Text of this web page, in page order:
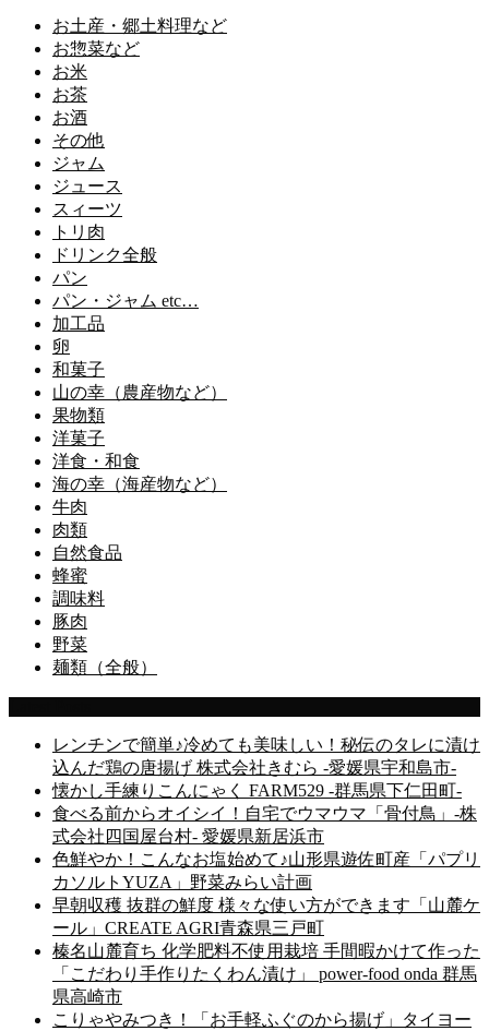
お土産・郷土料理など
お惣菜など
お米
お茶
お酒
その他
ジャム
ジュース
スィーツ
トリ肉
ドリンク全般
パン
パン・ジャム etc…
加工品
卵
和菓子
山の幸（農産物など）
果物類
洋菓子
洋食・和食
海の幸（海産物など）
牛肉
肉類
自然食品
蜂蜜
調味料
豚肉
野菜
麺類（全般）
レンチンで簡単♪冷めても美味しい！秘伝のタレに漬け
込んだ鶏の唐揚げ 株式会社きむら -愛媛県宇和島市-
懐かし手練りこんにゃく FARM529 -群馬県下仁田町-
食べる前からオイシイ！自宅でウマウマ「骨付鳥」-株
式会社四国屋台村- 愛媛県新居浜市
色鮮やか！こんなお塩始めて♪山形県遊佐町産「パプリ
カソルトYUZA」野菜みらい計画
早朝収穫 抜群の鮮度 様々な使い方ができます「山麓ケ
ール」CREATE AGRI青森県三戸町
榛名山麓育ち 化学肥料不使用栽培 手間暇かけて作った
「こだわり手作りたくわん漬け」 power-food onda 群馬
県高崎市
こりゃやみつき！「お手軽ふぐのから揚げ」タイヨー